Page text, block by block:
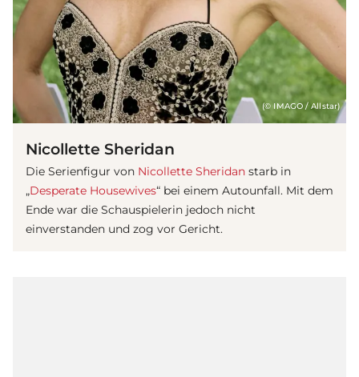
(© IMAGO / Allstar)
Nicollette Sheridan
Die Serienfigur von Nicollette Sheridan starb in
„Desperate Housewives“ bei einem Autounfall. Mit dem
Ende war die Schauspielerin jedoch nicht
einverstanden und zog vor Gericht.